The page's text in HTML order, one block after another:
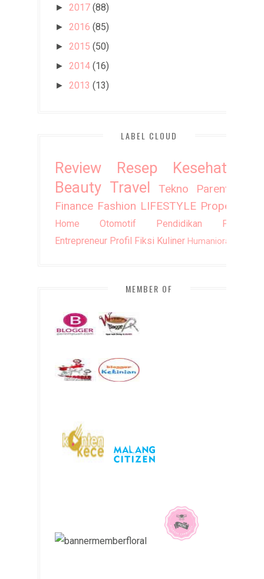
► 2017 (88)
► 2016 (85)
► 2015 (50)
► 2014 (16)
► 2013 (13)
LABEL CLOUD
Review Resep
Kesehatan
Beauty Travel Tekno
Parenting
Finance Fashion LIFESTYLE Property
Home Otomotif Pendidikan
Puisi
Entrepreneur Profil Fiksi Kuliner Humaniora
MEMBER OF